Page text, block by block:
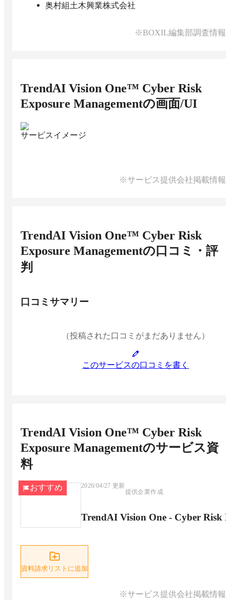
奥村組土木興業株式会社
※BOXIL編集部調査情報
TrendAI Vision One™ Cyber Risk
Exposure Managementの画面/UI
サービスイメージ
※サービス提供会社掲載情報
TrendAI Vision One™ Cyber Risk
Exposure Managementの口コミ・評
判
口コミサマリー
（投稿された口コミがまだありません）
このサービスの口コミを書く
TrendAI Vision One™ Cyber Risk
Exposure Managementのサービス資
料
おすすめ 2026/04/27 更新
提供企業作成
TrendAI Vision One - Cyber Risk
資料請求リストに追加
※サービス提供会社掲載情報